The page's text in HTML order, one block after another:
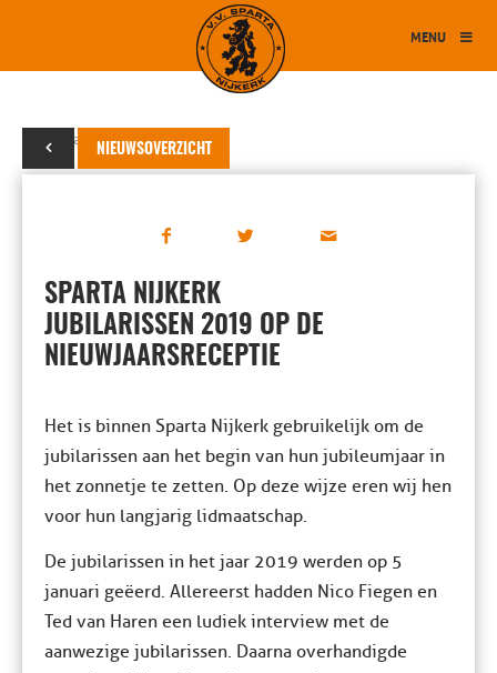
MENU
NIEUWSOVERZICHT
07 januari 2019
SPARTA NIJKERK
JUBILARISSEN 2019 OP DE
NIEUWJAARSRECEPTIE
Het is binnen Sparta Nijkerk gebruikelijk om de
jubilarissen aan het begin van hun jubileumjaar in
het zonnetje te zetten. Op deze wijze eren wij hen
voor hun langjarig lidmaatschap.
De jubilarissen in het jaar 2019 werden op 5
januari geëerd. Allereerst hadden Nico Fiegen en
Ted van Haren een ludiek interview met de
aanwezige jubilarissen. Daarna overhandigde